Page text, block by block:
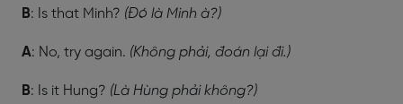
B: Is that Minh? (Đó là Minh à?)
A: No, try again. (Không phải, đoán lại đi.)
B: Is it Hung? (Là Hùng phải không?)